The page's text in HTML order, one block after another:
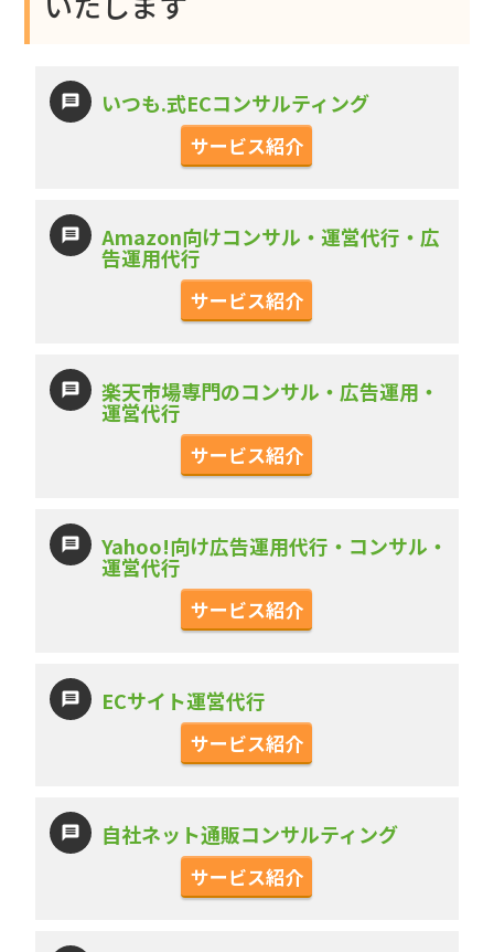
いつも.式ECコンサルティング
サービス紹介
Amazon向けコンサル・運営代行・広
告運用代行
サービス紹介
楽天市場専門のコンサル・広告運用・
運営代行
サービス紹介
Yahoo!向け広告運用代行・コンサル・
運営代行
サービス紹介
ECサイト運営代行
サービス紹介
自社ネット通販コンサルティング
サービス紹介